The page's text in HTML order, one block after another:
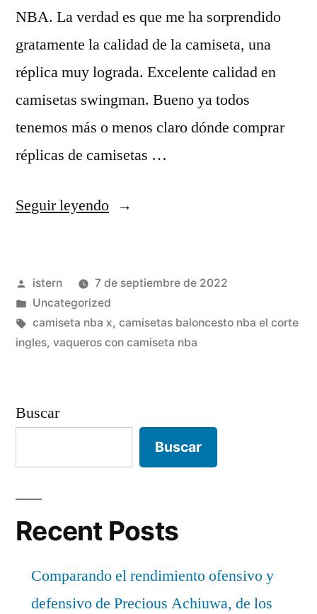
NBA. La verdad es que me ha sorprendido
gratamente la calidad de la camiseta, una
réplica muy lograda. Excelente calidad en
camisetas swingman. Bueno ya todos
tenemos más o menos claro dónde comprar
réplicas de camisetas …
Seguir leyendo«camiseta
baratas»
Publicado
por
istern
7 de septiembre de 2022
Publicado
en
Uncategorized
Etiquetas:
camiseta nba x, camisetas baloncesto nba el corte
ingles, vaqueros con camiseta nba
Buscar
Buscar
Recent Posts
Comparando el rendimiento ofensivo y
defensivo de Precious Achiuwa, de los